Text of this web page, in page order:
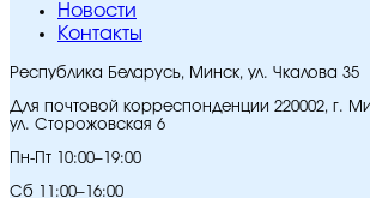
Новости
Контакты
Республика Беларусь, Минск, ул. Чкалова 35
Для почтовой корреспонденции 220002, г.
ул. Сторожовская 6
Пн-Пт 10:00–19:00
Сб 11:00–16:00